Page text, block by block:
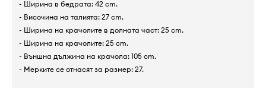
- Ширина в бедрата: 42 cm.
- Височина на талията: 27 cm.
- Ширина на крачолите в долната част: 25 cm.
- Ширина на крачолите: 25 cm.
- Външна дължина на крачола: 105 cm.
- Мерките се отнасят за размер: 27.